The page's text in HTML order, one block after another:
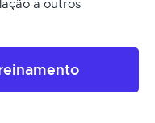
a outros